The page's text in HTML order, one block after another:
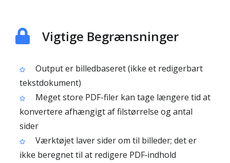
Vigtige Begrænsninger
Output er billedbaseret (ikke et redigerbart
tekstdokument)
Meget store PDF-filer kan tage længere tid at
konvertere afhængigt af filstørrelse og antal
sider
Værktøjet laver sider om til billeder; det er
ikke beregnet til at redigere PDF‑indhold